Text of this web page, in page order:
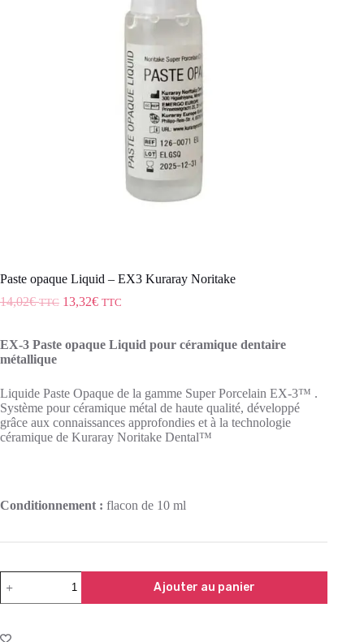
Paste opaque Liquid – EX3 Kuraray Noritake
14,02€ TTC 13,32€ TTC
EX-3 Paste opaque Liquid pour céramique dentaire
métallique
Liquide Paste Opaque de la gamme Super Porcelain EX-3™ .
Système pour céramique métal de haute qualité, développé
grâce aux connaissances approfondies et à la technologie
céramique de Kuraray Noritake Dental™
Conditionnement : flacon de 10 ml
Ajouter au panier